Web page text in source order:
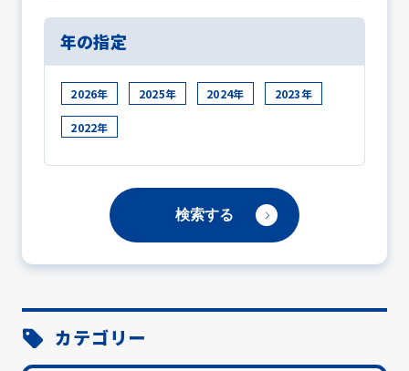
年の指定
2026年 2025年 2024年 2023年
2022年
カテゴリー